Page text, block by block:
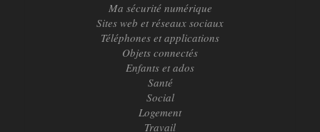
Ma sécurité numérique
Sites web et réseaux sociaux
Téléphones et applications
Objets connectés
Enfants et ados
Santé
Social
Logement
Travail